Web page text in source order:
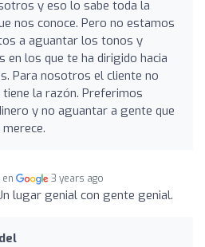
y eso lo sabe toda la
nos conoce. Pero no estamos
a aguantar los tonos y
en los que te ha dirigido hacia
Para nosotros el cliente no
la razón. Preferimos
y no aguantar a gente que
en 3 years ago
lugar genial con gente genial.